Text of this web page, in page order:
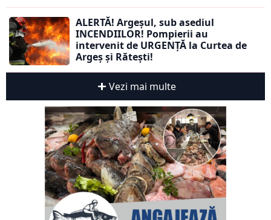
ALERTĂ! Argeșul, sub asediul
INCENDIILOR! Pompierii au
intervenit de URGENȚĂ la Curtea de
Argeș și Rătești!
Vezi mai multe